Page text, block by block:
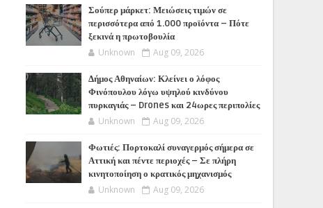
Σούπερ μάρκετ: Μειώσεις τιμών σε
περισσότερα από 1.000 προϊόντα – Πότε
ξεκινά η πρωτοβουλία
Unknown Aug 09, 2026
Δήμος Αθηναίων: Κλείνει ο λόφος
Φινόπουλου λόγω υψηλού κινδύνου
πυρκαγιάς – Drones και 24ωρες περιπολίες
Unknown Aug 09, 2026
Φωτιές: Πορτοκαλί συναγερμός σήμερα σε
Αττική και πέντε περιοχές – Σε πλήρη
κινητοποίηση ο κρατικός μηχανισμός
Unknown Aug 09, 2026